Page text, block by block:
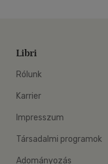
Libri
Rólunk
Karrier
Impresszum
Társadalmi programok
Adományozás